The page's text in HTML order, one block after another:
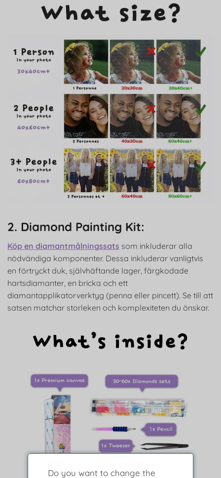
2. Diamond Painting Kit:
Köp en diamantmålningssats som inkluderar alla
nödvändiga komponenter. Dessa inkluderar vanligtvis
en förtryckt duk, självhäftande lager, färgkodade
hartsdiamanter, en bricka och ett
diamantapplikatorverktyg (penna eller pincett). Se till att
satsen matchar storleken och komplexiteten du önskar.
Do you want to change the